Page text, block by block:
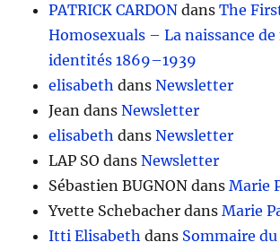
PATRICK CARDON dansThe
Homosexuals – La naissance
identités 1869–1939
elisabeth dansNewsletter
Jean dansNewsletter
elisabeth dansNewsletter
LAP SO dansNewsletter
Sébastien BUGNON dansMarie
Yvette Schebacher dansMarie
Itti Elisabeth dans Sommaire